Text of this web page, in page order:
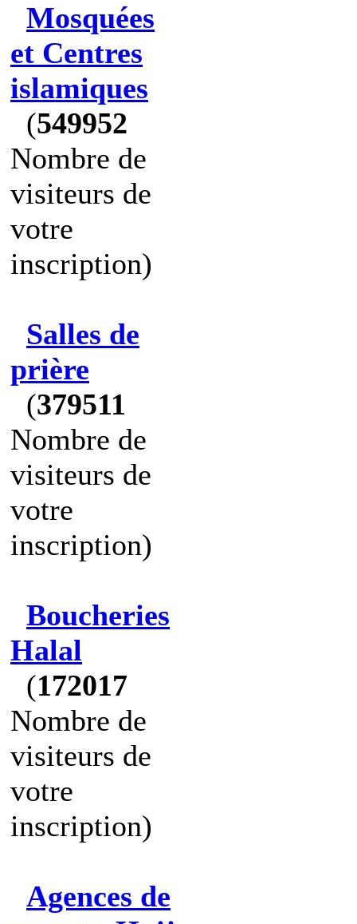
Mosquées
et Centres
islamiques
(549952
Nombre de
visiteurs de
votre
inscription)
Salles de
prière
(379511
Nombre de
visiteurs de
votre
inscription)
Boucheries
Halal
(172017
Nombre de
visiteurs de
votre
inscription)
Agences de